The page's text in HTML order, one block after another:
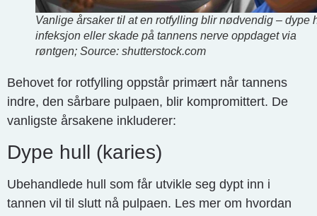
Vanlige årsaker til at en rotfylling blir nødvendig – dype
infeksjon eller skade på tannens nerve oppdaget via
røntgen; Source: shutterstock.com
Behovet for rotfylling oppstår primært når tannens
indre, den sårbare pulpaen, blir kompromittert. De
vanligste årsakene inkluderer:
Dype hull (karies)
Ubehandlede hull som får utvikle seg dypt inn i
tannen vil til slutt nå pulpaen. Les mer om hvordan